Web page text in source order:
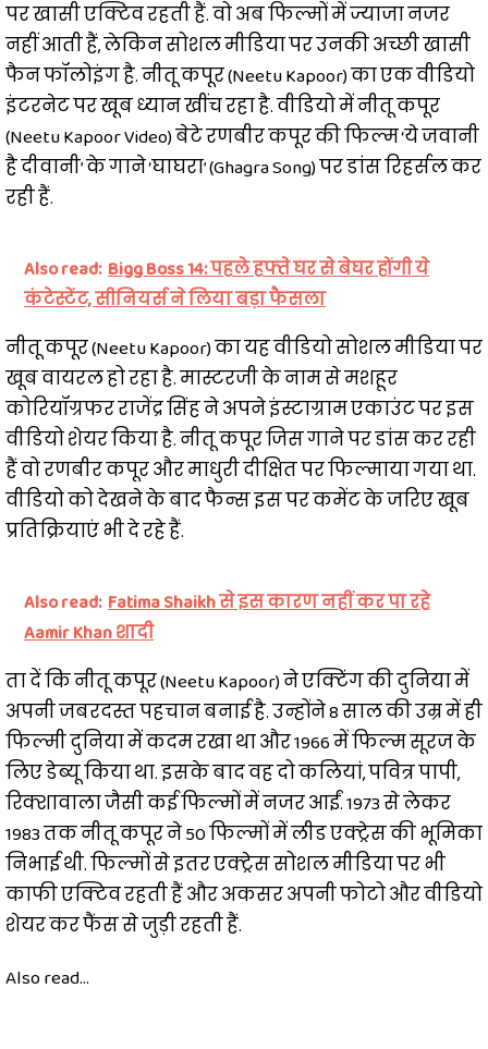
पर खासी एक्टिव रहती हैं. वो अब फिल्मों में ज्याजा नजर
नहीं आती हैं, लेकिन सोशल मीडिया पर उनकी अच्छी खासी
फैन फॉलोइंग है. नीतू कपूर (Neetu Kapoor) का एक वीडियो
इंटरनेट पर खूब ध्यान खींच रहा है. वीडियो में नीतू कपूर
(Neetu Kapoor Video) बेटे रणबीर कपूर की फिल्म ‘ये जवानी
है दीवानी’ के गाने ‘घाघरा’ (Ghagra Song) पर डांस रिहर्सल कर
रही हैं.
Also read: Bigg Boss 14: पहले हफ्ते घर से बेघर होंगी ये
कंटेस्टेंट, सीनियर्स ने लिया बड़ा फैसला
नीतू कपूर (Neetu Kapoor) का यह वीडियो सोशल मीडिया पर
खूब वायरल हो रहा है. मास्टरजी के नाम से मशहूर
कोरियॉग्रफर राजेंद्र सिंह ने अपने इंस्टाग्राम एकाउंट पर इस
वीडियो शेयर किया है. नीतू कपूर जिस गाने पर डांस कर रही
हैं वो रणबीर कपूर और माधुरी दीक्षित पर फिल्माया गया था.
वीडियो को देखने के बाद फैन्स इस पर कमेंट के जरिए खूब
प्रतिक्रियाएं भी दे रहे हैं.
Also read: Fatima Shaikh से इस कारण नहीं कर पा रहे
Aamir Khan शादी
ता दें कि नीतू कपूर (Neetu Kapoor) ने एक्टिंग की दुनिया में
अपनी जबरदस्त पहचान बनाई है. उन्होंने 8 साल की उम्र में ही
फिल्मी दुनिया में कदम रखा था और 1966 में फिल्म सूरज के
लिए डेब्यू किया था. इसके बाद वह दो कलियां, पवित्र पापी,
रिक्शावाला जैसी कई फिल्मों में नजर आईं. 1973 से लेकर
1983 तक नीतू कपूर ने 50 फिल्मों में लीड एक्ट्रेस की भूमिका
निभाई थी. फिल्मों से इतर एक्ट्रेस सोशल मीडिया पर भी
काफी एक्टिव रहती हैं और अकसर अपनी फोटो और वीडियो
शेयर कर फैंस से जुड़ी रहती हैं.
Also read...